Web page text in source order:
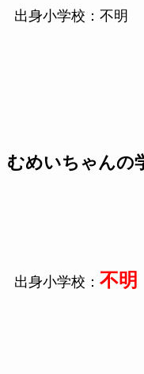
出身小学校：不明
むめいちゃんの
出身小学校： 不明